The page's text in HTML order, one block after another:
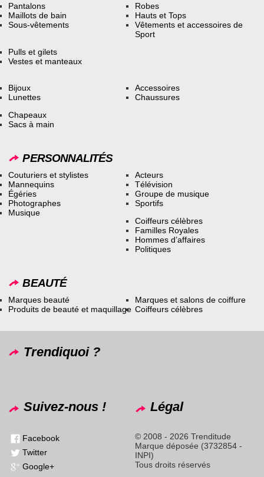
Pantalons
Maillots de bain
Sous-vêtements
Robes
Hauts et Tops
Vêtements et accessoires de
Sport
Pulls et gilets
Vestes et manteaux
Bijoux
Lunettes
Accessoires
Chaussures
Chapeaux
Sacs à main
PERSONNALITÉS
Couturiers et stylistes
Mannequins
Égéries
Photographes
Musique
Acteurs
Télévision
Groupe de musique
Sportifs
Coiffeurs célèbres
Familles Royales
Hommes d’affaires
Politiques
BEAUTÉ
Marques beauté
Produits de beauté et maquillage
Marques et salons de coiffure
Coiffeurs célèbres
Trendiquoi ?
Suivez-nous !
Facebook
Twitter
Google+
Légal
© 2008 - 2026 Trenditude
Marque déposée (3732854 -
INPI)
Tous droits réservés